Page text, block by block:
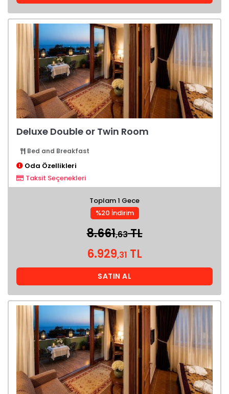
Deluxe Double or Twin Room
Bed and Breakfast
Oda Özellikleri
Taksit Seçenekleri
Toplam 1 Gece
%20 İndirim
8.661,63TL
6.929,31 TL
SATIN AL